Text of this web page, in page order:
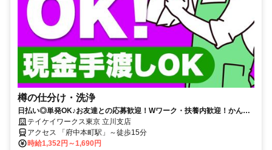
樽の仕分け・洗浄
日払い◎単発OK♪お友達との応募歓迎！Wワーク・扶養内歓迎！かんた
んWEB登録で好きな時に働ける♪
テイケイワークス東京 立川支店
アクセス 「府中本町駅」～徒歩15分
時給1,352円～1,690円